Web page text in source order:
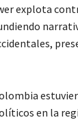
explota
en la